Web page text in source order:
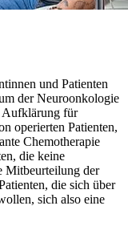
und Patienten
der Neuroonkologie
Aufklärung für
operierten Patienten,
Chemotherapie
die keine
Mitbeurteilung der
die sich über
sich also eine